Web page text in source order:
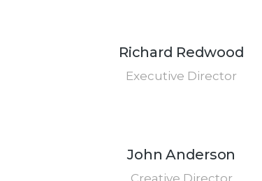
Richard Redwood
Executive Director
John Anderson
Creative Director